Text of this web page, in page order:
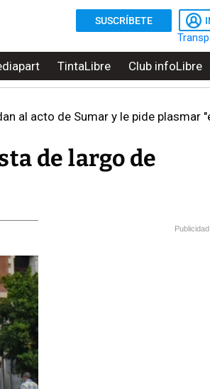
SUSCRÍBETE
TintaLibre Club infoLibre
acto de Sumar y le pide plasmar "en
de largo de
Publicidad